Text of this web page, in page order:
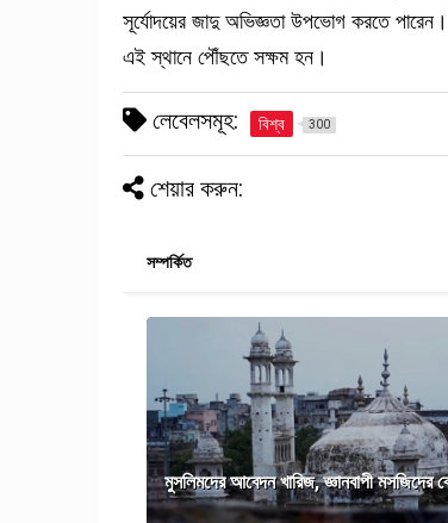
সূর্যোদয়ের জাদু অভিজ্ঞতা উপভোগ করতে
এই স্থানে পৌঁছতে সক্ষম হন।
লেবেলসমূহ: বিশ্ব 300
শেয়ার করুন:
সম্পর্কিত
মুসলিমদের আবেদন খারিজ, জ্ঞানবাপী মসজিদের